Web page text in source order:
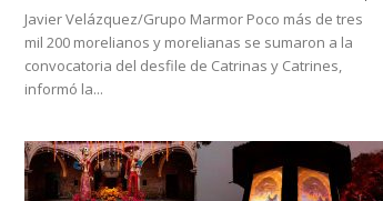
Javier Velázquez/Grupo Marmor Poco más de tres
mil 200 morelianos y morelianas se sumaron a la
convocatoria del desfile de Catrinas y Catrines,
informó la...